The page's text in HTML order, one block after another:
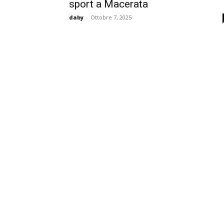
sport a Macerata
daby - Ottobre 7, 2025